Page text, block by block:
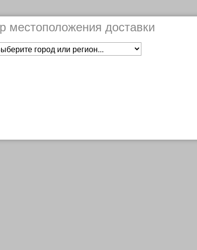
Сравнить Нет в наличии
Основное о товаре
местоположения доставки